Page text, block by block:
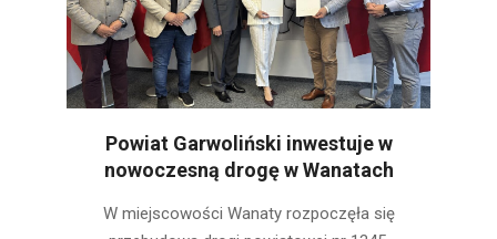
Powiat Garwoliński inwestuje w
nowoczesną drogę w Wanatach
W miejscowości Wanaty rozpoczęła się